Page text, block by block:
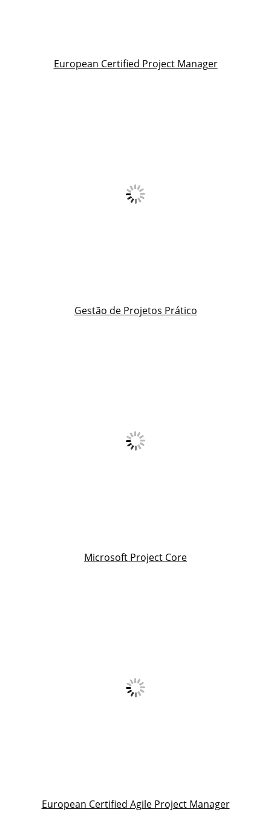
European Certified Project Manager
Gestão de Projetos Prático
Microsoft Project Core
European Certified Agile Project Manager